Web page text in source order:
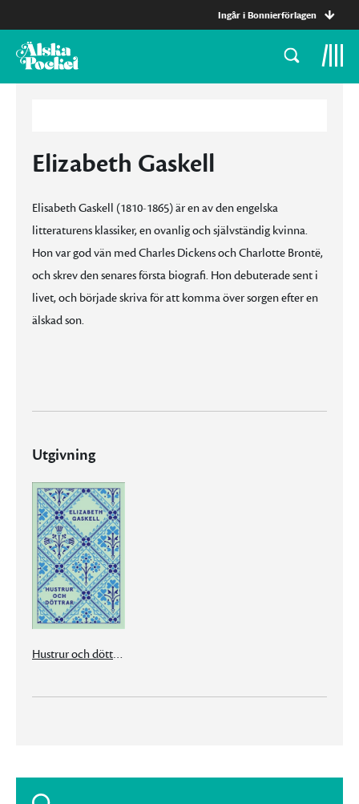
Ingår i Bonnierförlagen
Elizabeth Gaskell
Elisabeth Gaskell (1810-1865) är en av den engelska
litteraturens klassiker, en ovanlig och självständig kvinna.
Hon var god vän med Charles Dickens och Charlotte Brontë,
och skrev den senares första biografi. Hon debuterade sent i
livet, och började skriva för att komma över sorgen efter en
älskad son.
Utgivning
Hustrur och döttrar